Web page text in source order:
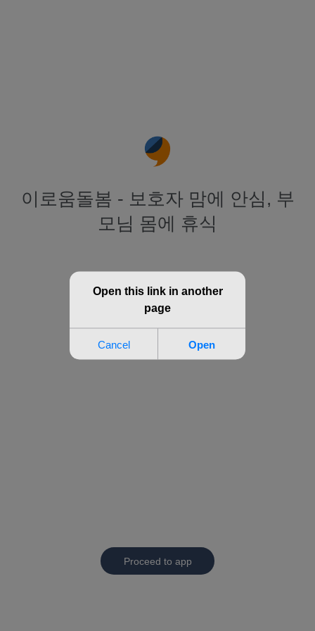
이로움돌봄 - 보호자 맘에 안심, 부
모님 몸에 휴식
Proceed to app